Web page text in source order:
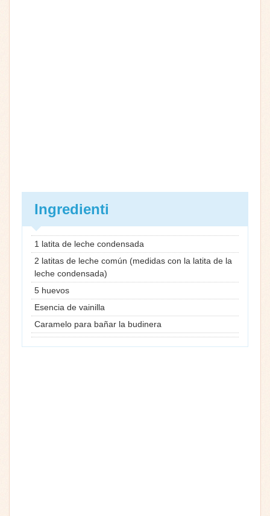
Ingredienti
1 latita de leche condensada
2 latitas de leche común (medidas con la latita de la
leche condensada)
5 huevos
Esencia de vainilla
Caramelo para bañar la budinera